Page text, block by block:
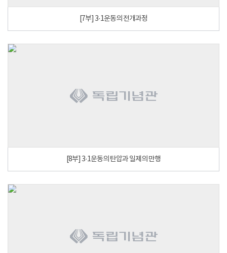
[7부] 3·1운동의 전개과정
[8부] 3·1운동의 탄압과 일제의 만행